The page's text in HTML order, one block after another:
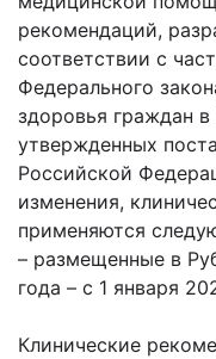
рекомендаций,
соответствии с
Федерального
здоровья граждан
утвержденных
Российской
изменения,
применяются
– размещенные в
года – с 1 января
Клинические